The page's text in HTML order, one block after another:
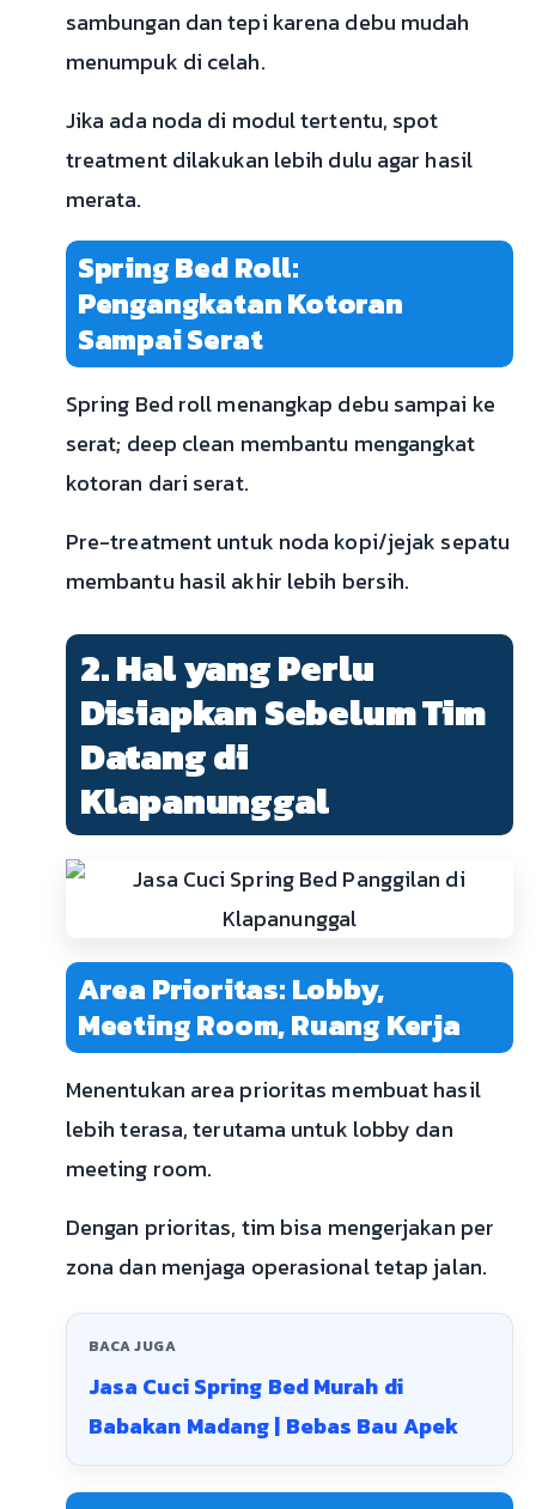
sambungan dan tepi karena debu mudah
menumpuk di celah.
Jika ada noda di modul tertentu, spot
treatment dilakukan lebih dulu agar hasil
merata.
Spring Bed Roll:
Pengangkatan Kotoran
Sampai Serat
Spring Bed roll menangkap debu sampai ke
serat; deep clean membantu mengangkat
kotoran dari serat.
Pre-treatment untuk noda kopi/jejak sepatu
membantu hasil akhir lebih bersih.
2. Hal yang Perlu
Disiapkan Sebelum Tim
Datang di
Klapanunggal
Area Prioritas: Lobby,
Meeting Room, Ruang Kerja
Menentukan area prioritas membuat hasil
lebih terasa, terutama untuk lobby dan
meeting room.
Dengan prioritas, tim bisa mengerjakan per
zona dan menjaga operasional tetap jalan.
BACA JUGA
Jasa Cuci Spring Bed Murah di
Babakan Madang | Bebas Bau Apek